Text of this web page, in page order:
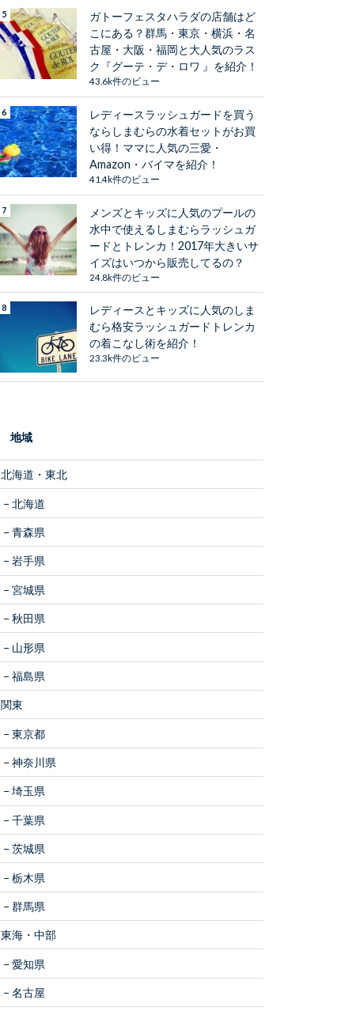
ガトーフェスタハラダの店舗はど
こにある？群馬・東京・横浜・名
古屋・大阪・福岡と大人気のラス
ク『グーテ・デ・ロワ 』を紹介！
43.6k件のビュー
レディースラッシュガードを買う
ならしまむらの水着セットがお買
い得！ママに人気の三愛・
Amazon・バイマを紹介！
41.4k件のビュー
メンズとキッズに人気のプールの
水中で使えるしまむらラッシュガ
ードとトレンカ！2017年大きいサ
イズはいつから販売してるの？
24.8k件のビュー
レディースとキッズに人気のしま
むら格安ラッシュガードトレンカ
の着こなし術を紹介！
23.3k件のビュー
地域
北海道・東北
北海道
青森県
岩手県
宮城県
秋田県
山形県
福島県
関東
東京都
神奈川県
埼玉県
千葉県
茨城県
栃木県
群馬県
東海・中部
愛知県
名古屋